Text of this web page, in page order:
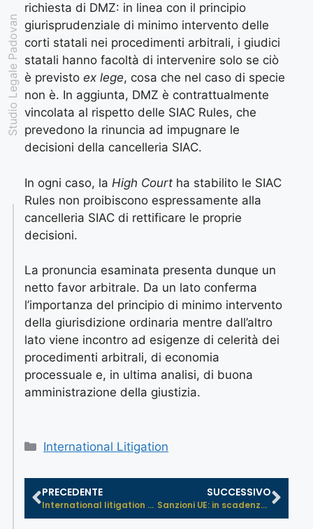
Studio Legale Padovan
richiesta di DMZ: in linea con il principio
giurisprudenziale di minimo intervento delle
corti statali nei procedimenti arbitrali, i giudici
statali hanno facoltà di intervenire solo se ciò
è previsto ex lege, cosa che nel caso di specie
non è. In aggiunta, DMZ è contrattualmente
vincolata al rispetto delle SIAC Rules, che
prevedono la rinuncia ad impugnare le
decisioni della cancelleria SIAC.
In ogni caso, la High Court ha stabilito le SIAC
Rules non proibiscono espressamente alla
cancelleria SIAC di rettificare le proprie
decisioni.
La pronuncia esaminata presenta dunque un
netto favor arbitrale. Da un lato conferma
l’importanza del principio di minimo intervento
della giurisdizione ordinaria mentre dall’altro
lato viene incontro ad esigenze di celerità dei
procedimenti arbitrali, di economia
processuale e, in ultima analisi, di buona
amministrazione della giustizia.
International Litigation
PRECEDENTE
International litigation pill – M...
SUCCESSIVO
Sanzioni UE: in scadenza il 20 magg...